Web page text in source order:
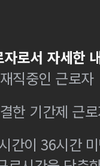
로서 자세한
직중인 근로자
한 기간제 근
간이 36시간